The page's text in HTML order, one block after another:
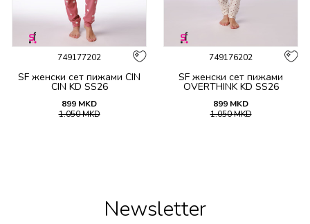
749177202
SF женски сет пижами CIN
CIN KD SS26
899 MKD
1.050MKD
749176202
SF женски сет пижами
OVERTHINK KD SS26
899 MKD
1.050MKD
Newsletter